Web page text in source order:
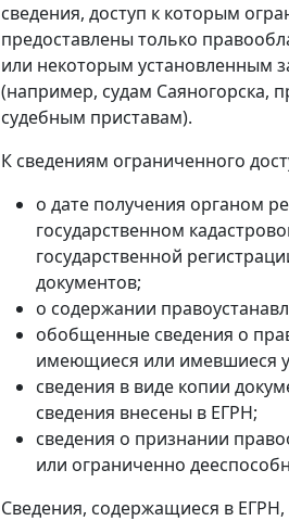
сведения, доступ к которым
предоставлены только
или некоторым установленным
(например, судам Саяногорска,
судебным приставам).
К сведениям ограниченного
о дате получения органом
государственном
государственной
документов;
о содержании
обобщенные сведения о
имеющиеся или имевшиеся
сведения в виде копии
сведения внесены в ЕГРН;
сведения о признании
или ограниченно
Сведения, содержащиеся в